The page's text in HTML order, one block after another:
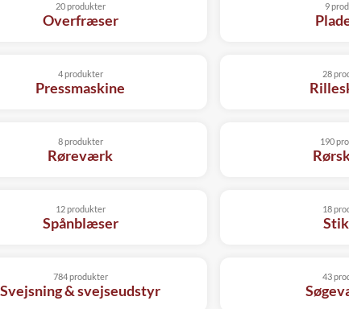
Overfræser
20 produkter 9
Pressmaskine
4 produkter 28
Røreværk
8 produkter 190
Spånblæser
12 produkter 18
Svejsning & svejseudstyr
784 produkter 43